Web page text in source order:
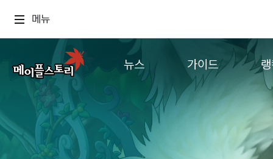
메뉴
뉴스
업데이트
이벤트
캐시샵 공지
가이드
컨텐